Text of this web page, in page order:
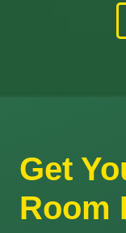
Get
Room